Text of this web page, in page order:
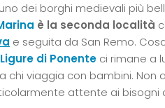
dei borghi medievali più
è la seconda località
e seguita da San Remo.
di Ponente ci rimane a
viaggia con bambini. Non
attente ai bisogni